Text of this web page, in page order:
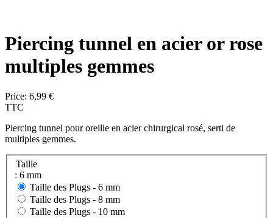
Piercing tunnel en acier or rose
multiples gemmes
Price: 6,99 €
TTC
Piercing tunnel pour oreille en acier chirurgical rosé, serti de
multiples gemmes.
Taille
: 6 mm
Taille des Plugs - 6 mm
Taille des Plugs - 8 mm
Taille des Plugs - 10 mm